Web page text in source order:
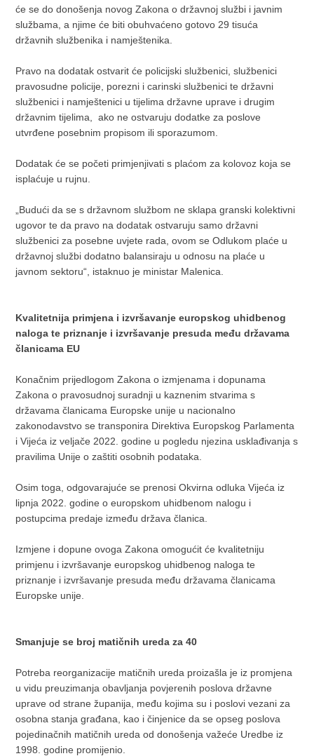
će se do donošenja novog Zakona o državnoj službi i javnim
službama, a njime će biti obuhvaćeno gotovo 29 tisuća
državnih službenika i namještenika.
Pravo na dodatak ostvarit će policijski službenici, službenici
pravosudne policije, porezni i carinski službenici te državni
službenici i namještenici u tijelima državne uprave i drugim
državnim tijelima, ako ne ostvaruju dodatke za poslove
utvrđene posebnim propisom ili sporazumom.
Dodatak će se početi primjenjivati s plaćom za kolovoz koja se
isplaćuje u rujnu.
„Budući da se s državnom službom ne sklapa granski kolektivni
ugovor te da pravo na dodatak ostvaruju samo državni
službenici za posebne uvjete rada, ovom se Odlukom plaće u
državnoj službi dodatno balansiraju u odnosu na plaće u
javnom sektoru“, istaknuo je ministar Malenica.
Kvalitetnija primjena i izvršavanje europskog uhidbenog
naloga te priznanje i izvršavanje presuda među državama
članicama EU
Konačnim prijedlogom Zakona o izmjenama i dopunama
Zakona o pravosudnoj suradnji u kaznenim stvarima s
državama članicama Europske unije u nacionalno
zakonodavstvo se transponira Direktiva Europskog Parlamenta
i Vijeća iz veljače 2022. godine u pogledu njezina usklađivanja s
pravilima Unije o zaštiti osobnih podataka.
Osim toga, odgovarajuće se prenosi Okvirna odluka Vijeća iz
lipnja 2022. godine o europskom uhidbenom nalogu i
postupcima predaje između država članica.
Izmjene i dopune ovoga Zakona omogućit će kvalitetniju
primjenu i izvršavanje europskog uhidbenog naloga te
priznanje i izvršavanje presuda među državama članicama
Europske unije.
Smanjuje se broj matičnih ureda za 40
Potreba reorganizacije matičnih ureda proizašla je iz promjena
u vidu preuzimanja obavljanja povjerenih poslova državne
uprave od strane županija, među kojima su i poslovi vezani za
osobna stanja građana, kao i činjenice da se opseg poslova
pojedinačnih matičnih ureda od donošenja važeće Uredbe iz
1998. godine promijenio.